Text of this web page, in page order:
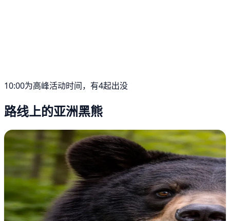
10:00为高峰活动时间，有4起出没
路线上的亚洲黑熊